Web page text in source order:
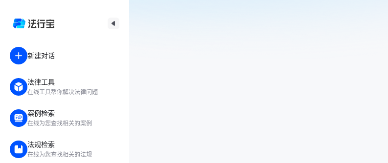
新建对话
法律工具
在线工具帮你解决法律问题
案例检索
在线为您查找相关的案例
法规检索
在线为您查找相关的法规